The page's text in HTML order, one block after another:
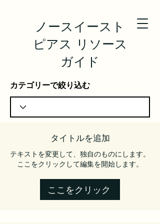
ノースイースト
ピアス リソース
ガイド
カテゴリーで絞り込む
タイトルを追加
テキストを変更して、独自のものにします。
ここをクリックして編集を開始します。
ここをクリック